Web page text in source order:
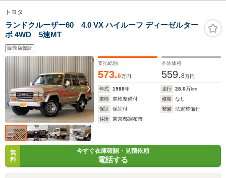
トヨタ
ランドクルーザー60 4.0 VX ハイルーフ ディーゼルター
ボ 4WD 5速MT
販売店保証
支払総額
573.6万円
本体価格
559.8万円
年式 1988年 走行 28.0万km
車検
車検整備付 修復
なし
保証
保証付 整備
法定整備付
住所
東京都調布市
無
料
今すぐ在庫確認・見積依頼
電話する